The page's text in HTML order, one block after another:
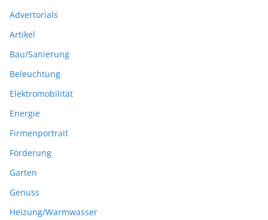
Advertorials
Artikel
Bau/Sanierung
Beleuchtung
Elektromobilität
Energie
Firmenportrait
Förderung
Garten
Genuss
Heizung/Warmwasser